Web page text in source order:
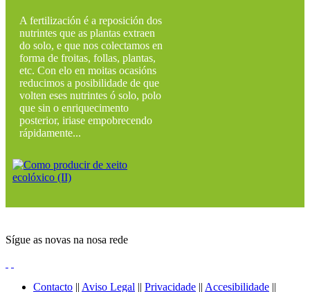
A fertilización é a reposición dos
nutrintes que as plantas extraen
do solo, e que nos colectamos en
forma de froitas, follas, plantas,
etc. Con elo en moitas ocasións
reducimos a posibilidade de que
volten eses nutrintes ó solo, polo
que sin o enriquecimento
posterior, iriase empobrecendo
rápidamente...
Sígue as novas na nosa rede
Contacto || Aviso Legal || Privacidade || Accesibilidade ||